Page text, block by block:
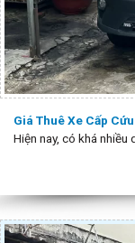
Giá Thuê Xe Cấp
Hiện nay, có khá nhiều